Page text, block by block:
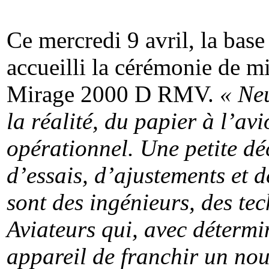
Ce mercredi 9 avril, la
accueilli la cérémonie de
Mirage 2000 D RMV. «
la réalité, du papier à
opérationnel. Une petite
d’essais, d’ajustements et
sont des ingénieurs, des
Aviateurs qui, avec
appareil de franchir un